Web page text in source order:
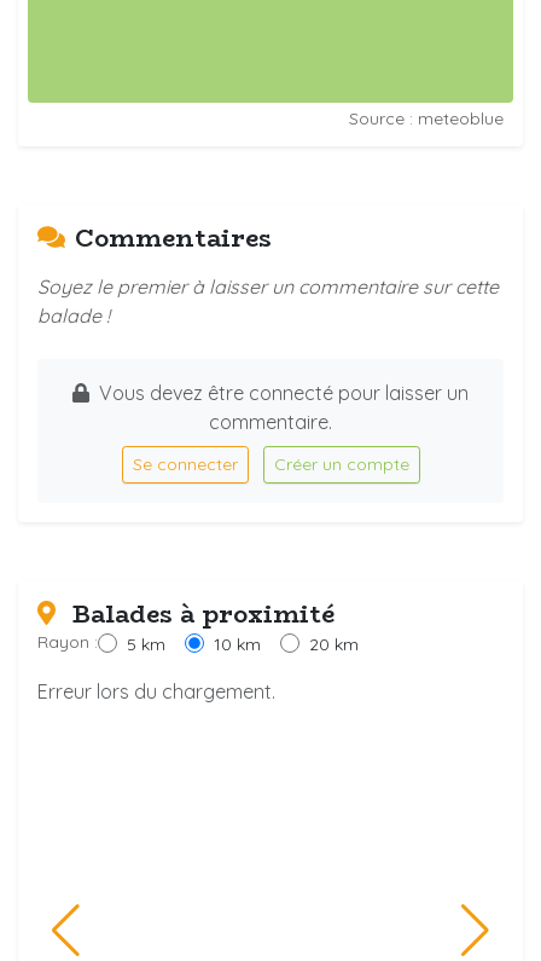
Source : meteoblue
Commentaires
Soyez le premier à laisser un commentaire sur cette
balade !
Vous devez être connecté pour laisser un
commentaire.
Se connecter Créer un compte
Balades à proximité
Rayon : 5 km 10 km 20 km
Erreur lors du chargement.